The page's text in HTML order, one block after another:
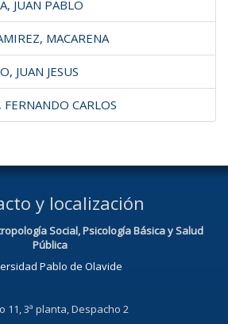
JUAN PABLO
MACARENA
JUAN JESUS
CARLOS
y localización
Social, Psicología Básica y Salud
Pública
Pablo de Olavide
11, 3ª planta, Despacho 2